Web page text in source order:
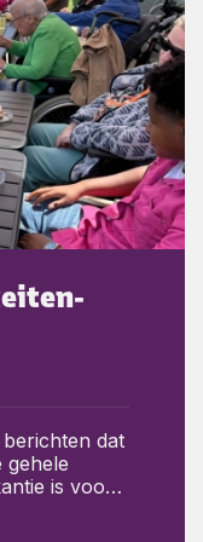
dat
gehele
is voor